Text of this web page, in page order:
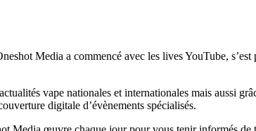
Media a commencé avec les lives YouTube,
vape nationales et internationales mais aussi
digitale d’évènements spécialisés.